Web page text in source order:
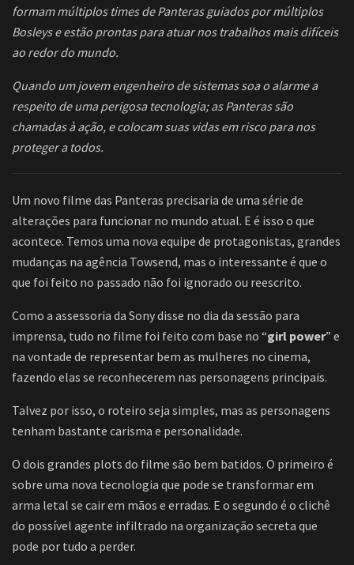
formam múltiplos times de Panteras guiados por múltiplos
Bosleys e estão prontas para atuar nos trabalhos mais difíceis
ao redor do mundo.
Quando um jovem engenheiro de sistemas soa o alarme a
respeito de uma perigosa tecnologia; as Panteras são
chamadas à ação, e colocam suas vidas em risco para nos
proteger a todos.
Um novo filme das Panteras precisaria de uma série de
alterações para funcionar no mundo atual. E é isso o que
acontece. Temos uma nova equipe de protagonistas, grandes
mudanças na agência Towsend, mas o interessante é que o
que foi feito no passado não foi ignorado ou reescrito.
Como a assessoria da Sony disse no dia da sessão para
imprensa, tudo no filme foi feito com base no “girl power” e
na vontade de representar bem as mulheres no cinema,
fazendo elas se reconhecerem nas personagens principais.
Talvez por isso, o roteiro seja simples, mas as personagens
tenham bastante carisma e personalidade.
O dois grandes plots do filme são bem batidos. O primeiro é
sobre uma nova tecnologia que pode se transformar em
arma letal se cair em mãos e erradas. E o segundo é o clichê
do possível agente infiltrado na organização secreta que
pode por tudo a perder.